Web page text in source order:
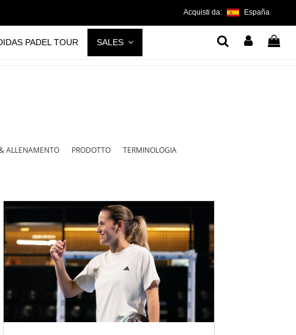
Acquisti da: España
PADEL TOUR SALES
ALLENAMENTO PRODOTTO TERMINOLOGIA